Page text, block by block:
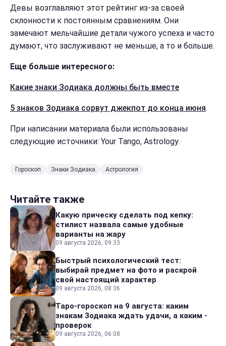
Девы возглавляют этот рейтинг из-за своей
склонности к постоянным сравнениям. Они
замечают мельчайшие детали чужого успеха и часто
думают, что заслуживают не меньше, а то и больше.
Еще больше интересного:
Какие знаки Зодиака должны быть вместе
5 знаков Зодиака сорвут джекпот до конца июня.
При написании материала были использованы
следующие источники: Your Tango, Astrology.
Гороскоп Знаки Зодиака Астрология
Читайте также
Какую прическу сделать под кепку:
стилист назвала самые удобные
варианты на жару
09 августа 2026, 09:33
Быстрый психологический тест:
выбирай предмет на фото и раскрой
свой настоящий характер
09 августа 2026, 08:36
Таро-гороскоп на 9 августа: каким
знакам Зодиака ждать удачи, а каким -
проверок
09 августа 2026, 06:08